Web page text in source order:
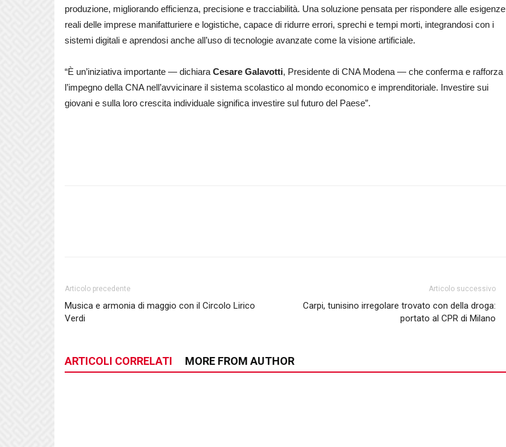
produzione, migliorando efficienza, precisione e tracciabilità. Una soluzione pensata per rispondere alle esigenze
reali delle imprese manifatturiere e logistiche, capace di ridurre errori, sprechi e tempi morti, integrandosi con i
sistemi digitali e aprendosi anche all’uso di tecnologie avanzate come la visione artificiale.
“È un’iniziativa importante — dichiaraCesare Galavotti, Presidente di CNA Modena — che conferma e rafforza
l’impegno della CNA nell’avvicinare il sistema scolastico al mondo economico e imprenditoriale. Investire sui
giovani e sulla loro crescita individuale significa investire sul futuro del Paese”.
Articolo precedente
Musica e armonia di maggio con il Circolo Lirico
Verdi
Articolo successivo
Carpi, tunisino irregolare trovato con della droga:
portato al CPR di Milano
ARTICOLI CORRELATI MORE FROM AUTHOR